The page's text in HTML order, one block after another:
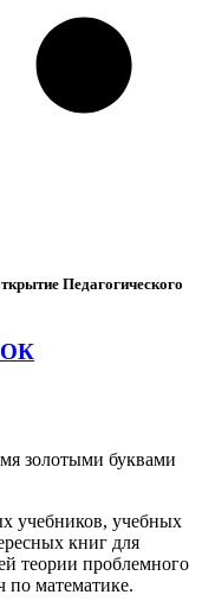
Педагогического
золотыми буквами
учебников, учебных
книг для
теории проблемного
по математике.